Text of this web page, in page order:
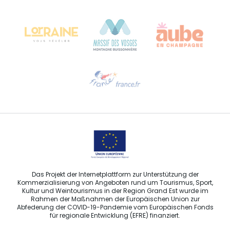
Sprechen Sie uns per E-Mail an
Das Projekt der Internetplattform zur Unterstützung der
Kommerzialisierung von Angeboten rund um Tourismus, Sport,
Kultur und Weintourismus in der Region Grand Est wurde im
Rahmen der Maßnahmen der Europäischen Union zur
Abfederung der COVID-19-Pandemie vom Europäischen Fonds
für regionale Entwicklung (EFRE) finanziert.